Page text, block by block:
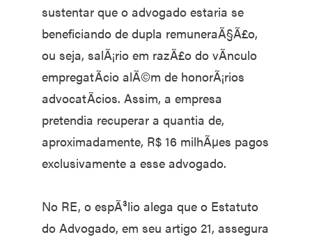
sustentar que o advogado estaria se
beneficiando de dupla remuneraÃ§Ã£o,
ou seja, salÃ¡rio em razÃ£o do vÃ­nculo
empregatÃ­cio alÃ©m de honorÃ¡rios
advocatÃ­cios. Assim, a empresa
pretendia recuperar a quantia de,
aproximadamente, R$ 16 milhÃµes pagos
exclusivamente a esse advogado.
No RE, o espÃ³lio alega que o Estatuto
do Advogado, em seu artigo 21, assegura